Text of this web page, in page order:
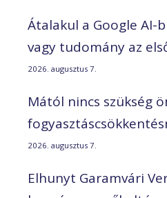
Átalakul a Google AI-
vagy tudomány az
2026. augusztus 7.
Mától nincs szükség
2026. augusztus 7.
Elhunyt Garamvári